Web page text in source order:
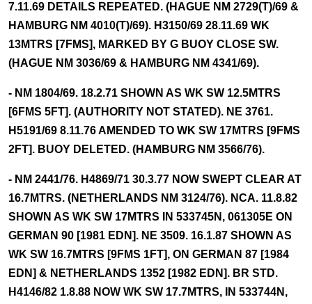
7.11.69 DETAILS REPEATED. (HAGUE NM 2729(T)/69 &
HAMBURG NM 4010(T)/69). H3150/69 28.11.69 WK
13MTRS [7FMS], MARKED BY G BUOY CLOSE SW.
(HAGUE NM 3036/69 & HAMBURG NM 4341/69).
- NM 1804/69. 18.2.71 SHOWN AS WK SW 12.5MTRS
[6FMS 5FT]. (AUTHORITY NOT STATED). NE 3761.
H5191/69 8.11.76 AMENDED TO WK SW 17MTRS [9FMS
2FT]. BUOY DELETED. (HAMBURG NM 3566/76).
- NM 2441/76. H4869/71 30.3.77 NOW SWEPT CLEAR AT
16.7MTRS. (NETHERLANDS NM 3124/76). NCA. 11.8.82
SHOWN AS WK SW 17MTRS IN 533745N, 061305E ON
GERMAN 90 [1981 EDN]. NE 3509. 16.1.87 SHOWN AS
WK SW 16.7MTRS [9FMS 1FT], ON GERMAN 87 [1984
EDN] & NETHERLANDS 1352 [1982 EDN]. BR STD.
H4146/82 1.8.88 NOW WK SW 17.7MTRS, IN 533744N,